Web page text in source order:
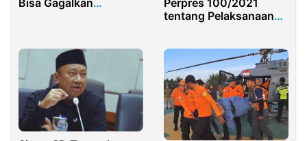
Bisa Gagalkan
tentang Pelaksanaan